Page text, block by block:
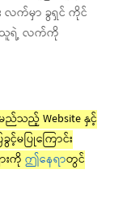
က်မှာ ခွရှင် ကိုင်
စ်သူရဲ့ လက်ကို
မည်သည့် Website နှင့်
င့်မပြုကြောင်း
းကို ဤနေရာတွင်